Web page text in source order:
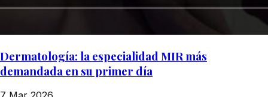
Dermatología: la especialidad MIR más
demandada en su primer día